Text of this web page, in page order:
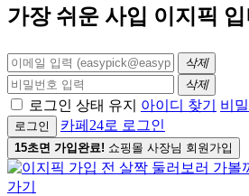
가장 쉬운 사입 이지픽
삭제
삭제
로그인 상태 유지 아이디 찾기 비
로그인 카페24로 로그인
15초면 가입완료! 쇼핑몰 사장님 회원가입